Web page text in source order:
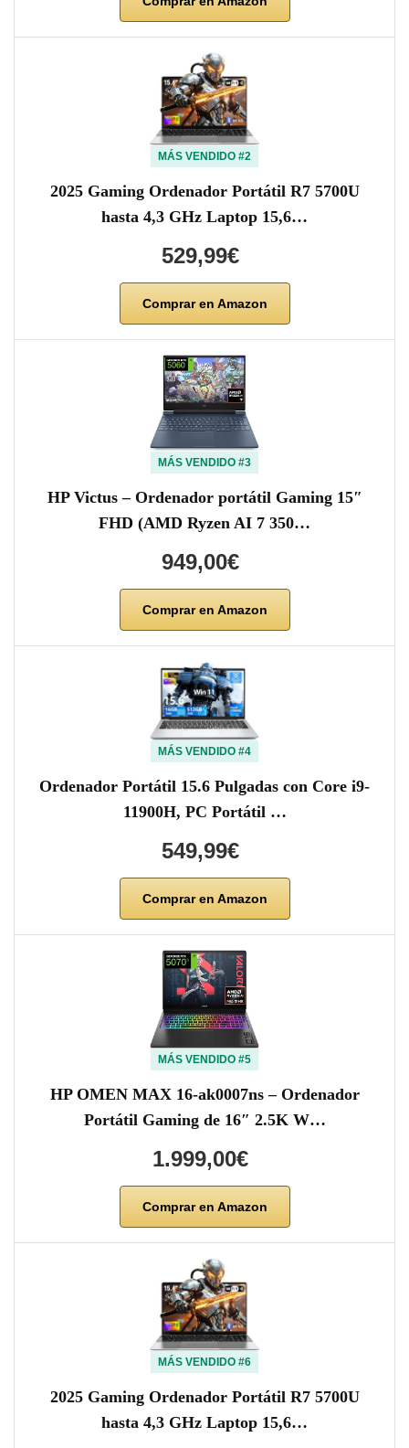
MÁS VENDIDO #2
2025 Gaming Ordenador Portátil R7 5700U
hasta 4,3 GHz Laptop 15,6…
529,99€
Comprar en Amazon
MÁS VENDIDO #3
HP Victus – Ordenador portátil Gaming 15″
FHD (AMD Ryzen AI 7 350…
949,00€
Comprar en Amazon
MÁS VENDIDO #4
Ordenador Portátil 15.6 Pulgadas con Core i9-
11900H, PC Portátil …
549,99€
Comprar en Amazon
MÁS VENDIDO #5
HP OMEN MAX 16-ak0007ns – Ordenador
Portátil Gaming de 16″ 2.5K W…
1.999,00€
Comprar en Amazon
MÁS VENDIDO #6
2025 Gaming Ordenador Portátil R7 5700U
hasta 4,3 GHz Laptop 15,6…